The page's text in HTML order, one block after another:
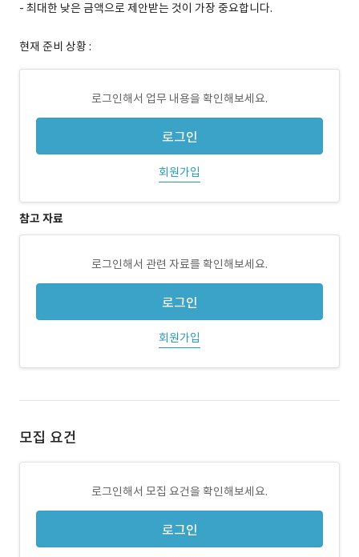
- 최대한 낮은 금액으로 제안받는 것이 가장 중요합니다.
현재 준비 상황 :
로그인해서 업무 내용을 확인해보세요.
로그인
회원가입
참고 자료
로그인해서 관련 자료를 확인해보세요.
로그인
회원가입
모집 요건
로그인해서 모집 요건을 확인해보세요.
로그인